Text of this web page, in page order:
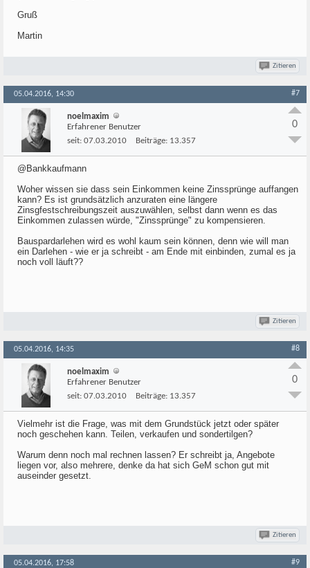
Gruß
Martin
Zitieren
05.04.2016, 14:30 #7
noelmaxim
Erfahrener Benutzer
seit: 07.03.2010 Beiträge: 13.357
0
@Bankkaufmann
Woher wissen sie dass sein Einkommen keine Zinssprünge auffangen
kann? Es ist grundsätzlich anzuraten eine längere
Zinsgfestschreibungszeit auszuwählen, selbst dann wenn es das
Einkommen zulassen würde, "Zinssprünge" zu kompensieren.
Bauspardarlehen wird es wohl kaum sein können, denn wie will man
ein Darlehen - wie er ja schreibt - am Ende mit einbinden, zumal es ja
noch voll läuft??
Zitieren
05.04.2016, 14:35 #8
noelmaxim
Erfahrener Benutzer
seit: 07.03.2010 Beiträge: 13.357
0
Vielmehr ist die Frage, was mit dem Grundstück jetzt oder später
noch geschehen kann. Teilen, verkaufen und sondertilgen?
Warum denn noch mal rechnen lassen? Er schreibt ja, Angebote
liegen vor, also mehrere, denke da hat sich GeM schon gut mit
auseinder gesetzt.
Zitieren
05.04.2016, 17:58 #9